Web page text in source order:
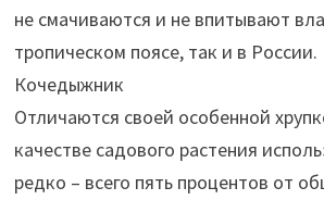
не смачиваются и не впитывают
тропическом поясе, так и в России.
Кочедыжник
Отличаются своей особенной
качестве садового растения
редко – всего пять процентов от